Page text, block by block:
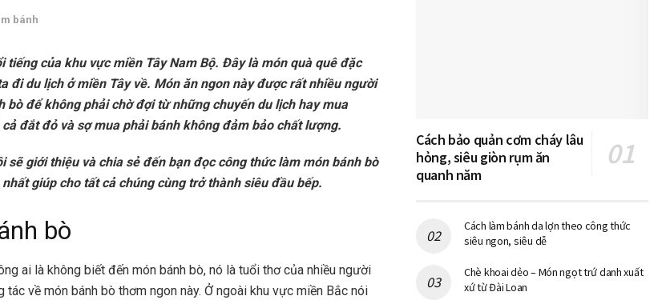
bánh
tiếng của khu vực miền Tây Nam Bộ. Đây là món quà quê đặc
đi du lịch ở miền Tây về. Món ăn ngon này được rất nhiều người
bò để không phải chờ đợi từ những chuyến du lịch hay mua
đắt đỏ và sợ mua phải bánh không đảm bảo chất lượng.
sẽ giới thiệu và chia sẻ đến bạn đọc công thức làm món bánh bò
giúp cho tất cả chúng cùng trở thành siêu đầu bếp.
bò
ai là không biết đến món bánh bò, nó là tuổi thơ của nhiều người
tác về món bánh bò thơm ngon này. Ở ngoài khu vực miền Bắc nói
Cách bảo quản cơm cháy lâu
hỏng, siêu giòn rụm ăn
quanh năm
Cách làm bánh da lợn theo công thức
siêu ngon, siêu dễ
Chè khoai dẻo – Món ngọt trứ danh xuất
xứ từ Đài Loan